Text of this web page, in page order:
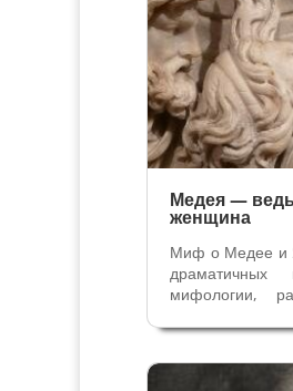
жителя,...Мифы и
Медея —
женщина
Миф о Медее и
драматичных
мифологии,
повествует о
помогла
после его